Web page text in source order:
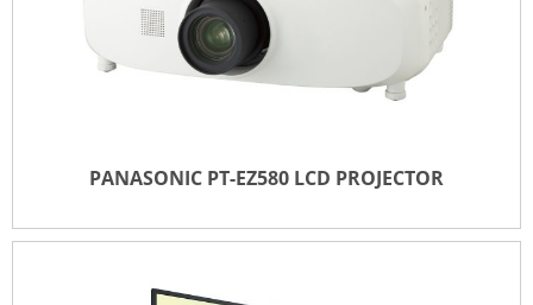
PANASONIC PT-EZ580 LCD PROJECTOR